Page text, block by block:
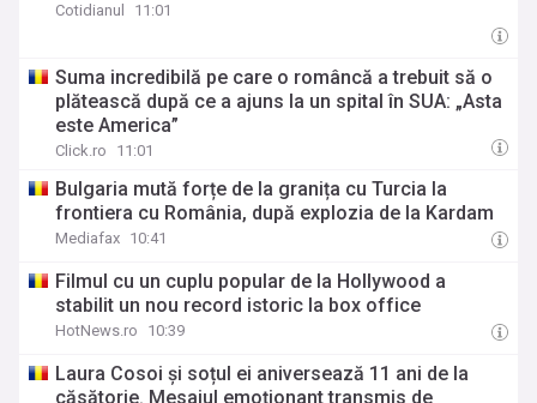
Cotidianul 11:01
Suma incredibilă pe care o româncă a trebuit să o
plătească după ce a ajuns la un spital în SUA: „Asta
este America”
Click.ro 11:01
Bulgaria mută forțe de la granița cu Turcia la
frontiera cu România, după explozia de la Kardam
Mediafax 10:41
Filmul cu un cuplu popular de la Hollywood a
stabilit un nou record istoric la box office
HotNews.ro 10:39
Laura Cosoi și soțul ei aniversează 11 ani de la
căsătorie. Mesajul emoționant transmis de